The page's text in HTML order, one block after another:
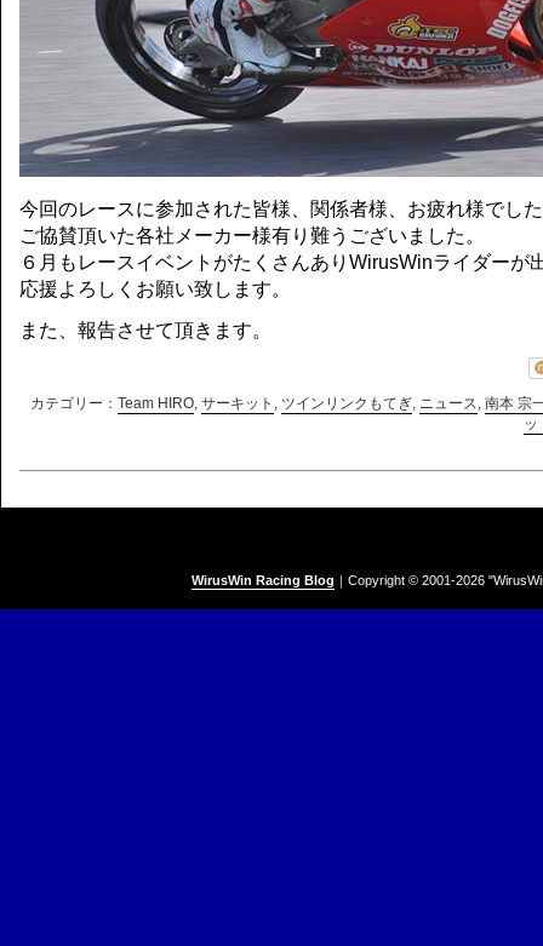
今回のレースに参加された皆様、関係者様、お疲れ様でし
ご協賛頂いた各社メーカー様有り難うございました。
６月もレースイベントがたくさんありWirusWinライダーが
応援よろしくお願い致します。
また、報告させて頂きます。
カテゴリー： Team HIRO, サーキット , ツインリンクもてぎ, ニュース, 南本 宗
ッ
WirusWin Racing Blog ｜ Copyright © 2001-2026